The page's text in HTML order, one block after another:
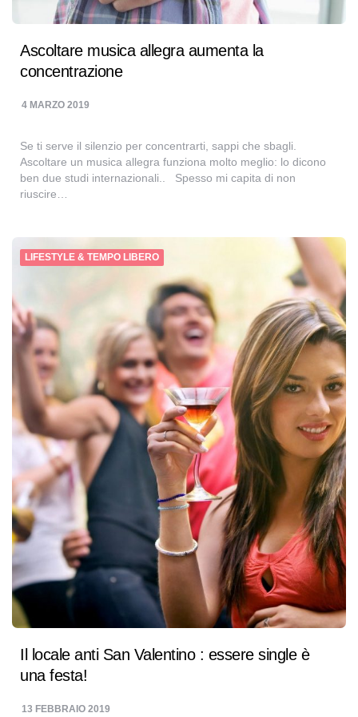
Ascoltare musica allegra aumenta la
concentrazione
4 MARZO 2019
Se ti serve il silenzio per concentrarti, sappi che sbagli.
Ascoltare un musica allegra funziona molto meglio: lo dicono
ben due studi internazionali.. Spesso mi capita di non
riuscire…
LIFESTYLE & TEMPO LIBERO
Il locale anti San Valentino : essere single è
una festa!
13 FEBBRAIO 2019